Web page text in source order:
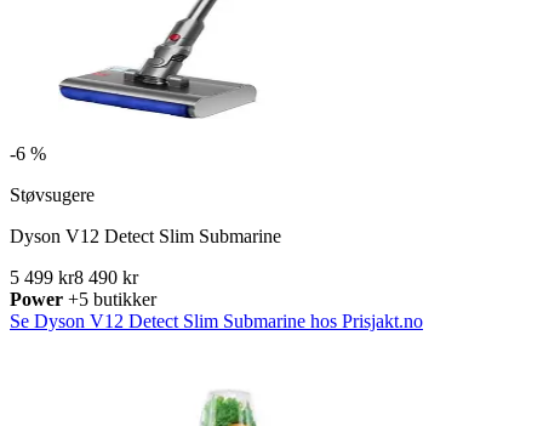
-6 %
Støvsugere
Dyson V12 Detect Slim Submarine
5 499 kr8 490 kr
Power +5 butikker
Se Dyson V12 Detect Slim Submarine hos Prisjakt.no